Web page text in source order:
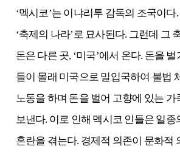
‘멕시코’는 이냐리투 감독의 조국이다
‘축제의 나라’로 묘사된다. 그런데 그
돈은 다른 곳, ‘미국’에서 온다. 돈을
들이 몰래 미국으로 밀입국하여 불법
노동을 하며 돈을 벌어 고향에 있는 가
보낸다. 이로 인해 멕시코 인들은 일종
혼란을 겪는다. 경제적 의존이 문화적